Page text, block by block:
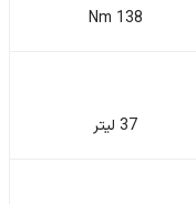
138 Nm
37 لیتر